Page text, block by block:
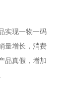
实现一物一码
量增长，消费
品真假，增加